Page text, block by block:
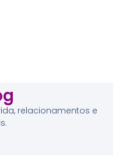
relacionamentos e